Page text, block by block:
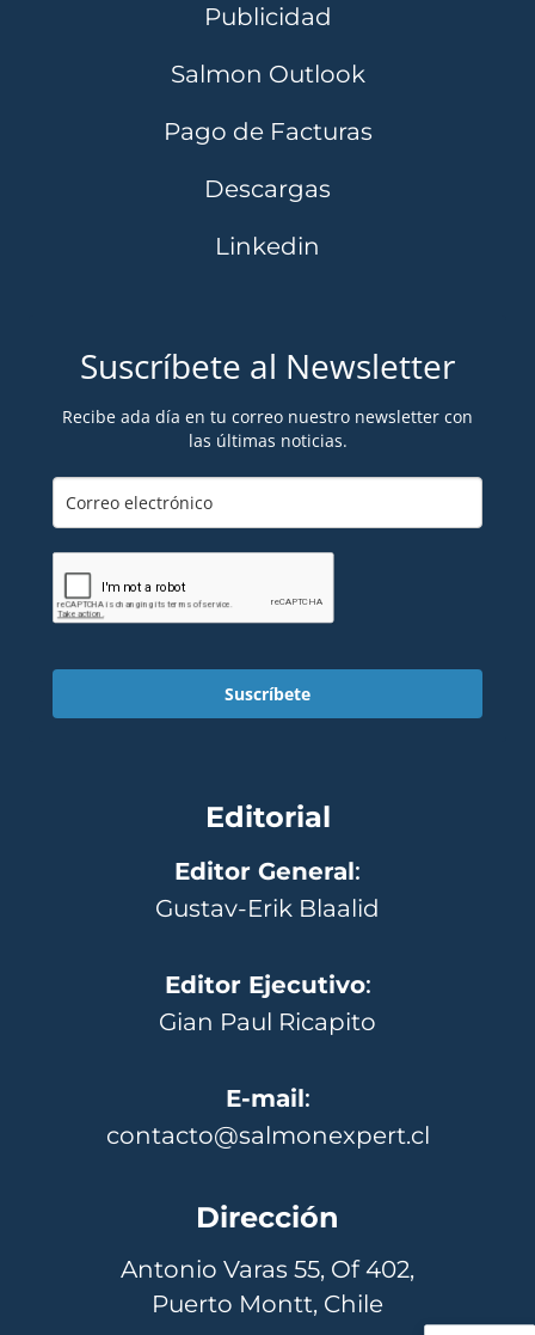
Publicidad
Salmon Outlook
Pago de Facturas
Descargas
Linkedin
Suscríbete al Newsletter
Recibe ada día en tu correo nuestro newsletter con
las últimas noticias.
Suscríbete
Editorial
Editor General:
Gustav-Erik Blaalid
Editor Ejecutivo:
Gian Paul Ricapito
E-mail:
contacto@salmonexpert.cl
Dirección
Antonio Varas 55, Of 402,
Puerto Montt, Chile